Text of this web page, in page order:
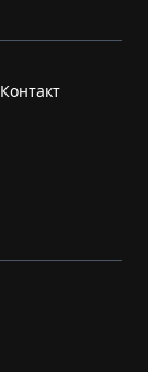
Контакт